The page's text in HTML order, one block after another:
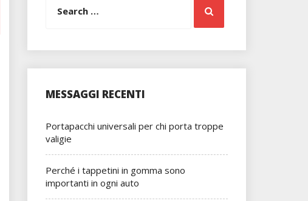
for:
Search
MESSAGGI RECENTI
Portapacchi universali per chi porta troppe
valigie
Perché i tappetini in gomma sono
importanti in ogni auto